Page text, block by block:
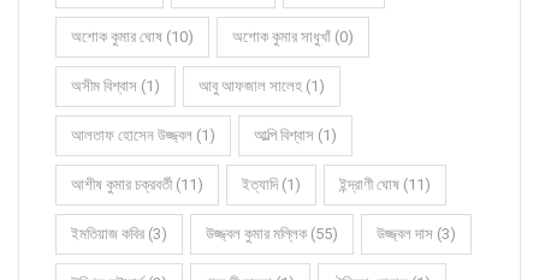
অশোক কুমার ঘোষ (10) অশোক কুমার সাধুখাঁ (0)
অসীম বিশ্বাস (1) আবু আফজাল সালেহ (1)
আলতাফ হোসেন উজ্জ্বল (1) আল্পি বিশ্বাস (1)
আশীষ কুমার চক্রবর্তী (11) ইত্যাদি (1) ইন্দ্রাণী ঘোষ (11)
ইমতিয়াজ কবির (3) উজ্জ্বল কুমার মল্লিক (55) উজ্জ্বল দাস (3)